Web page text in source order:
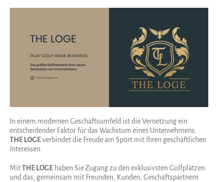
In einem modernen Geschäftsumfeld ist die Vernetzung ein
entscheidender Faktor für das Wachstum eines Unternehmens.
THE LOGEverbindet die Freude am Sport mit Ihren geschäftlichen
Interessen.
MitTHE LOGE haben Sie Zugang zu den exklusivsten Golfplätzen
und das, gemeinsam mit Freunden, Kunden, Geschäftspartnern